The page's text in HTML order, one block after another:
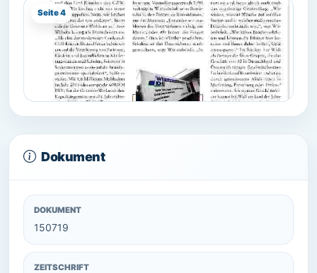
Seite 4
Dokument
DOKUMENT
150719
ZEITSCHRIFT